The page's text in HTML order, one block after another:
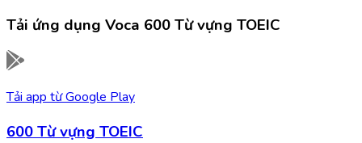
Tải ứng dụng Voca 600 Từ vựng TOEIC
Tải app từGoogle Play
600 Từ vựng TOEIC